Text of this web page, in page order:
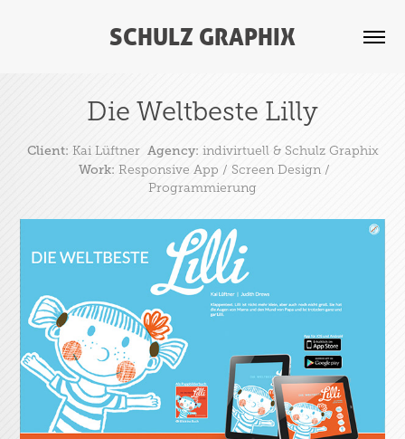
SCHULZ GRAPHIX
Die Weltbeste Lilly
Client: Kai Lüftner Agency: indivirtuell & Schulz Graphix
Work: Responsive App / Screen Design /
Programmierung